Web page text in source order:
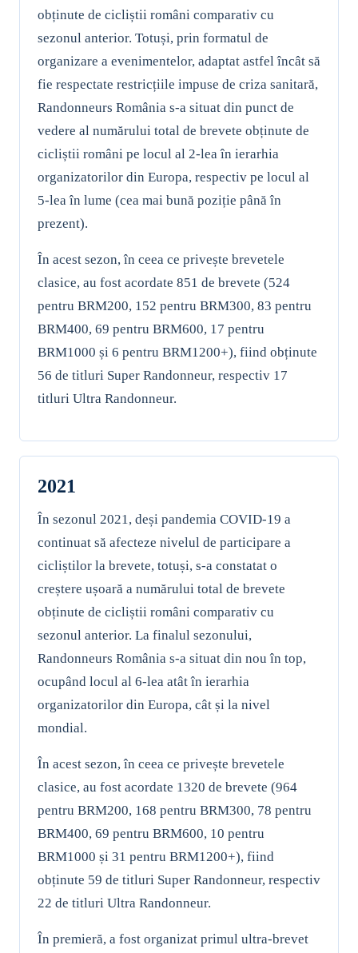
obținute de cicliștii români comparativ cu
sezonul anterior. Totuși, prin formatul de
organizare a evenimentelor, adaptat astfel încât să
fie respectate restricțiile impuse de criza sanitară,
Randonneurs România s-a situat din punct de
vedere al numărului total de brevete obținute de
cicliștii români pe locul al 2-lea în ierarhia
organizatorilor din Europa, respectiv pe locul al
5-lea în lume (cea mai bună poziție până în
prezent).
În acest sezon, în ceea ce privește brevetele
clasice, au fost acordate 851 de brevete (524
pentru BRM200, 152 pentru BRM300, 83 pentru
BRM400, 69 pentru BRM600, 17 pentru
BRM1000 și 6 pentru BRM1200+), fiind obținute
56 de titluri Super Randonneur, respectiv 17
titluri Ultra Randonneur.
2021
În sezonul 2021, deși pandemia COVID-19 a
continuat să afecteze nivelul de participare a
cicliștilor la brevete, totuși, s-a constatat o
creștere ușoară a numărului total de brevete
obținute de cicliștii români comparativ cu
sezonul anterior. La finalul sezonului,
Randonneurs România s-a situat din nou în top,
ocupând locul al 6-lea atât în ierarhia
organizatorilor din Europa, cât și la nivel
mondial.
În acest sezon, în ceea ce privește brevetele
clasice, au fost acordate 1320 de brevete (964
pentru BRM200, 168 pentru BRM300, 78 pentru
BRM400, 69 pentru BRM600, 10 pentru
BRM1000 și 31 pentru BRM1200+), fiind
obținute 59 de titluri Super Randonneur, respectiv
22 de titluri Ultra Randonneur.
În premieră, a fost organizat primul ultra-brevet